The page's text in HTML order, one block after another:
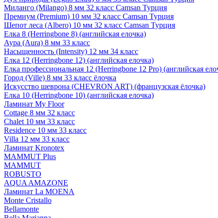
Миланго (Milango) 8 мм 32 класс Camsan Турция
Премиум (Premium) 10 мм 32 класс Camsan Турция
Шепот леса (Albero) 10 мм 32 класс Camsan Турция
Елка 8 (Herringbone 8) (английская елочка)
Аура (Aura) 8 мм 33 класс
Насыщенность (Intensity) 12 мм 34 класс
Елка 12 (Herringbone 12) (английская елочка)
Елка профессиональная 12 (Herringbone 12 Pro) (английская
Город (Ville) 8 мм 33 класс ёлочка
Искусство шеврона (CHEVRON ART) (французская ёлочка)
Елка 10 (Herringbone 10) (английская елочка)
Ламинат My Floor
Cottage 8 мм 32 класс
Chalet 10 мм 33 класс
Residence 10 мм 33 класс
Villa 12 мм 33 класс
Ламинат Kronotex
MAMMUT Plus
MAMMUT
ROBUSTO
AQUA AMAZONE
Ламинат La MOENA
Monte Cristallo
Bellamonte